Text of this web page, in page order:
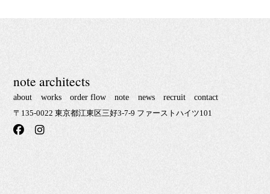
note architects
about works order flow note news recruit contact
〒135-0022 東京都江東区三好3-7-9 ファーストハイツ101